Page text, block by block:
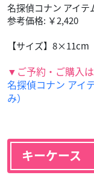
名探偵コナン アイテ
参考価格: ￥2,420
【サイズ】8×11cm
▼ご予約・ご購入
名探偵コナン アイ
み）
キーケース